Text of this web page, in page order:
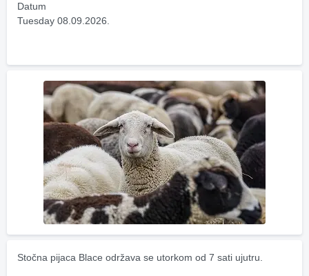
Datum
Tuesday 08.09.2026.
Stočna pijaca Blace održava se utorkom od 7 sati ujutru.